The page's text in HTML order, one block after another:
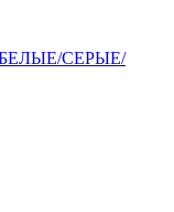
(БЕЛЫЕ/СЕРЫЕ/